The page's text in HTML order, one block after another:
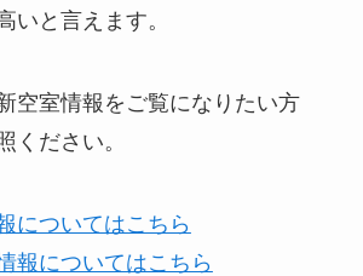
いと言えます。
空室情報をご覧になりたい方
ください。
ついてはこちら
についてはこちら